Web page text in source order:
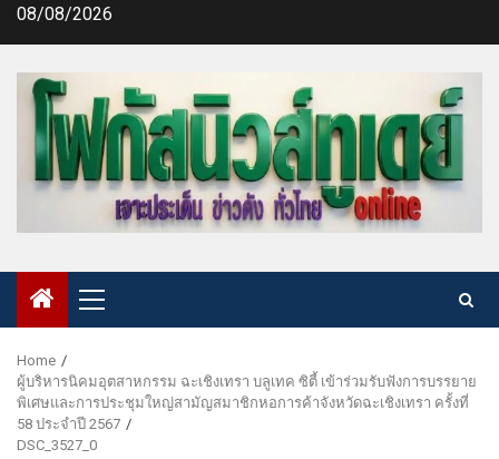
Skip08/08/2026
Primary
Menu
Home
ผู้บริหารนิคมอุตสาหกรรม ฉะเชิงเทรา บลูเทค ซิตี้ เข้าร่วมรับฟังการบรรยาย
พิเศษและการประชุมใหญ่สามัญสมาชิกหอการค้าจังหวัดฉะเชิงเทรา ครั้งที่
58 ประจำปี 2567
DSC_3527_0